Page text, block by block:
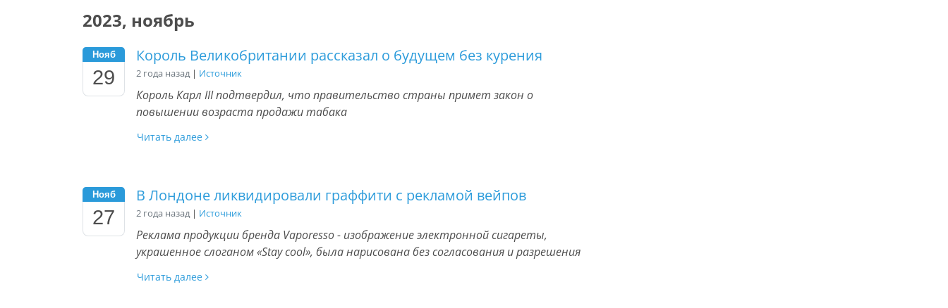
2023, ноябрь
Нояб
29
Король Великобритании рассказал о будущем без курения
2 года назад | Источник
Король Карл III подтвердил, что правительство страны примет закон о
повышении возраста продажи табака
Читать далее
Нояб
27
В Лондоне ликвидировали граффити с рекламой вейпов
2 года назад | Источник
Реклама продукции бренда Vaporesso - изображение электронной сигареты,
украшенное слоганом «Stay cool», была нарисована без согласования и разрешения
Читать далее